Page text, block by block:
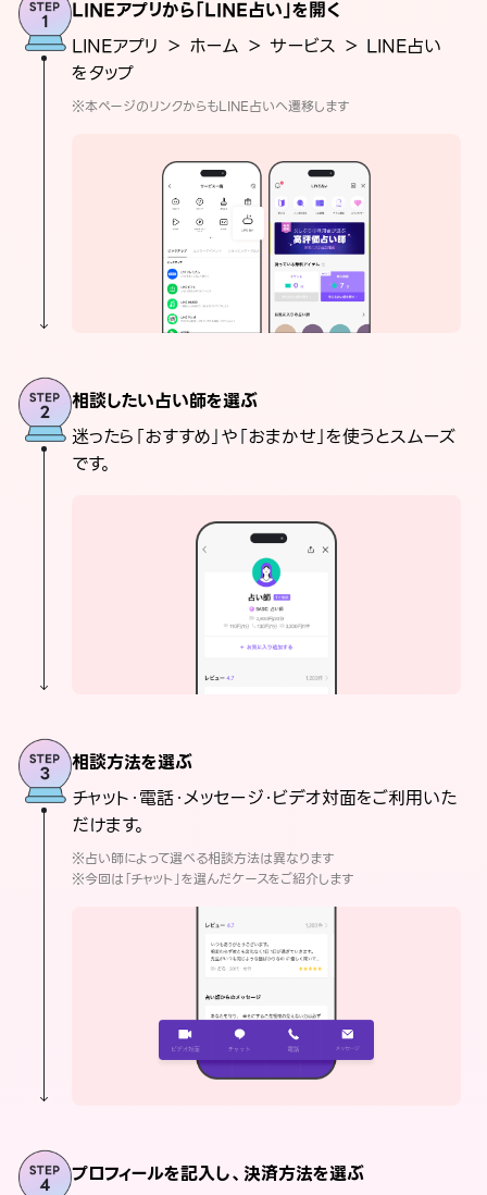
LINEアプリから「LINE占い」を開く
LINEアプリ ＞ ホーム ＞ サービス ＞ LINE占い
をタップ
※本ページのリンクからもLINE占いへ遷移します
相談したい占い師を選ぶ
迷ったら「おすすめ」や「おまかせ」を使うとスムーズ
です。
相談方法を選ぶ
チャット・電話・メッセージ・ビデオ対面をご利用いた
だけます。
※占い師によって選べる相談方法は異なります
※今回は「チャット」を選んだケースをご紹介します
プロフィールを記入し、決済方法を選ぶ